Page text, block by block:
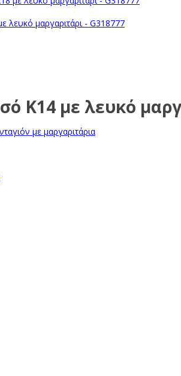
Κ14 με λευκό
με μαργαριτάρια